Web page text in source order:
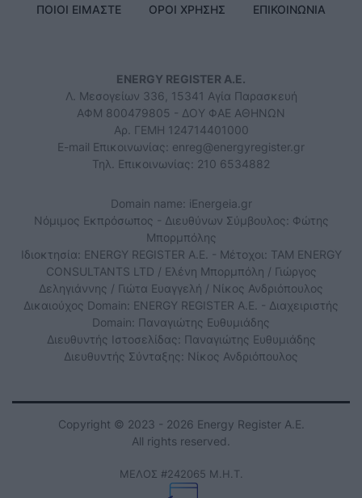
ΠΟΙΟΙ ΕΙΜΑΣΤΕ ΟΡΟΙ ΧΡΗΣΗΣ ΕΠΙΚΟΙΝΩΝΙΑ
ENERGY REGISTER Α.Ε.
Λ. Μεσογείων 336, 15341 Αγία Παρασκευή
ΑΦΜ 800479805 - ΔΟΥ ΦΑΕ ΑΘΗΝΩΝ
Αρ. ΓΕΜΗ 124714401000
E-mail Επικοινωνίας: enreg@energyregister.gr
Τηλ. Επικοινωνίας: 210 6534882
Domain name: iEnergeia.gr
Νόμιμος Εκπρόσωπος - Διευθύνων Σύμβουλος: Φώτης
Μπορμπόλης
Ιδιοκτησία: ENERGY REGISTER Α.Ε. - Μέτοχοι: TAM ENERGY
CONSULTANTS LTD / Ελένη Μπορμπόλη / Γιώργος
Δεληγιάννης / Γιώτα Ευαγγελή / Νίκος Ανδριόπουλος
Δικαιούχος Domain: ENERGY REGISTER Α.Ε. - Διαχειριστής
Domain: Παναγιώτης Ευθυμιάδης
Διευθυντής Ιστοσελίδας: Παναγιώτης Ευθυμιάδης
Διευθυντής Σύνταξης: Νίκος Ανδριόπουλος
Copyright © 2023 - 2026 Energy Register Α.Ε.
All rights reserved.
ΜΕΛΟΣ #242065 Μ.Η.Τ.